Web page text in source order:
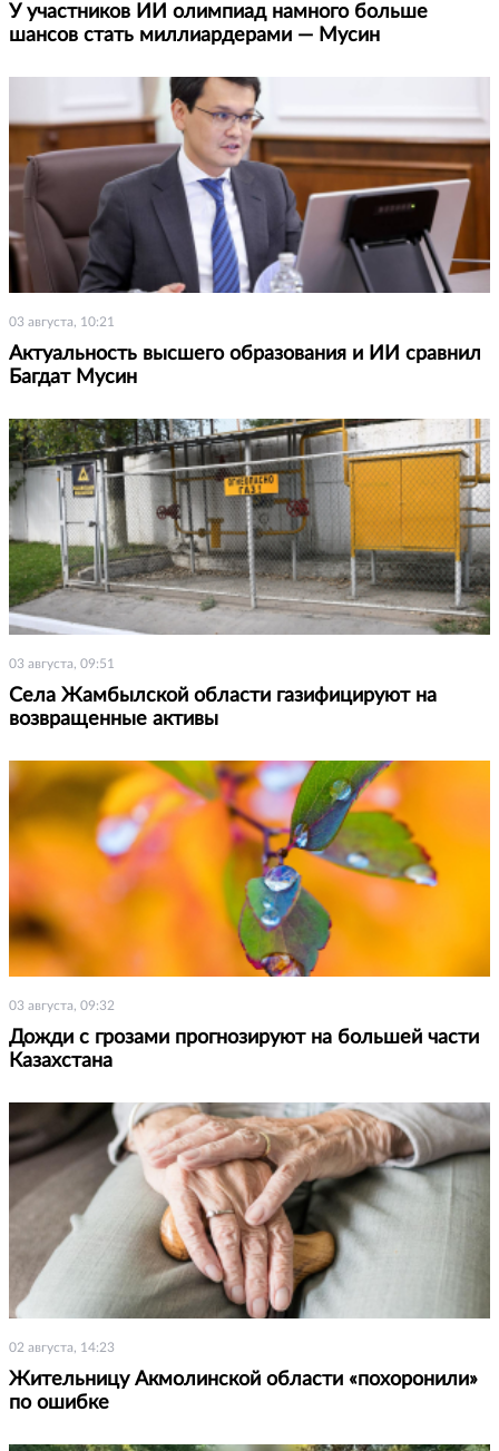
У участников ИИ олимпиад намного больше
шансов стать миллиардерами — Мусин
03 августа, 10:21
Актуальность высшего образования и ИИ сравнил
Багдат Мусин
03 августа, 09:51
Села Жамбылской области газифицируют на
возвращенные активы
03 августа, 09:32
Дожди с грозами прогнозируют на большей части
Казахстана
02 августа, 14:23
Жительницу Акмолинской области «похоронили»
по ошибке